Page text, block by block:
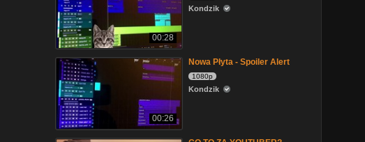
00:28
Kondzik
00:26
Nowa Płyta - Spoiler Alert
1080p
Kondzik